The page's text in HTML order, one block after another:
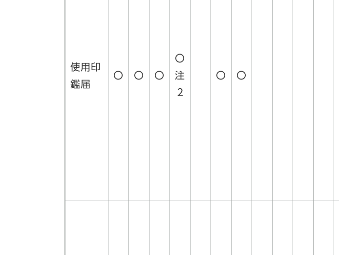
使用印
鑑届
〇 〇 〇
〇
注
2
〇 〇